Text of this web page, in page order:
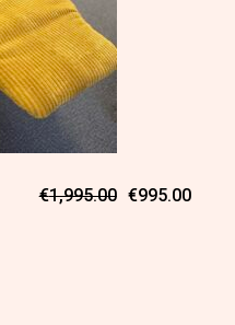
€1,995.00
prijs
€995.00
prijs